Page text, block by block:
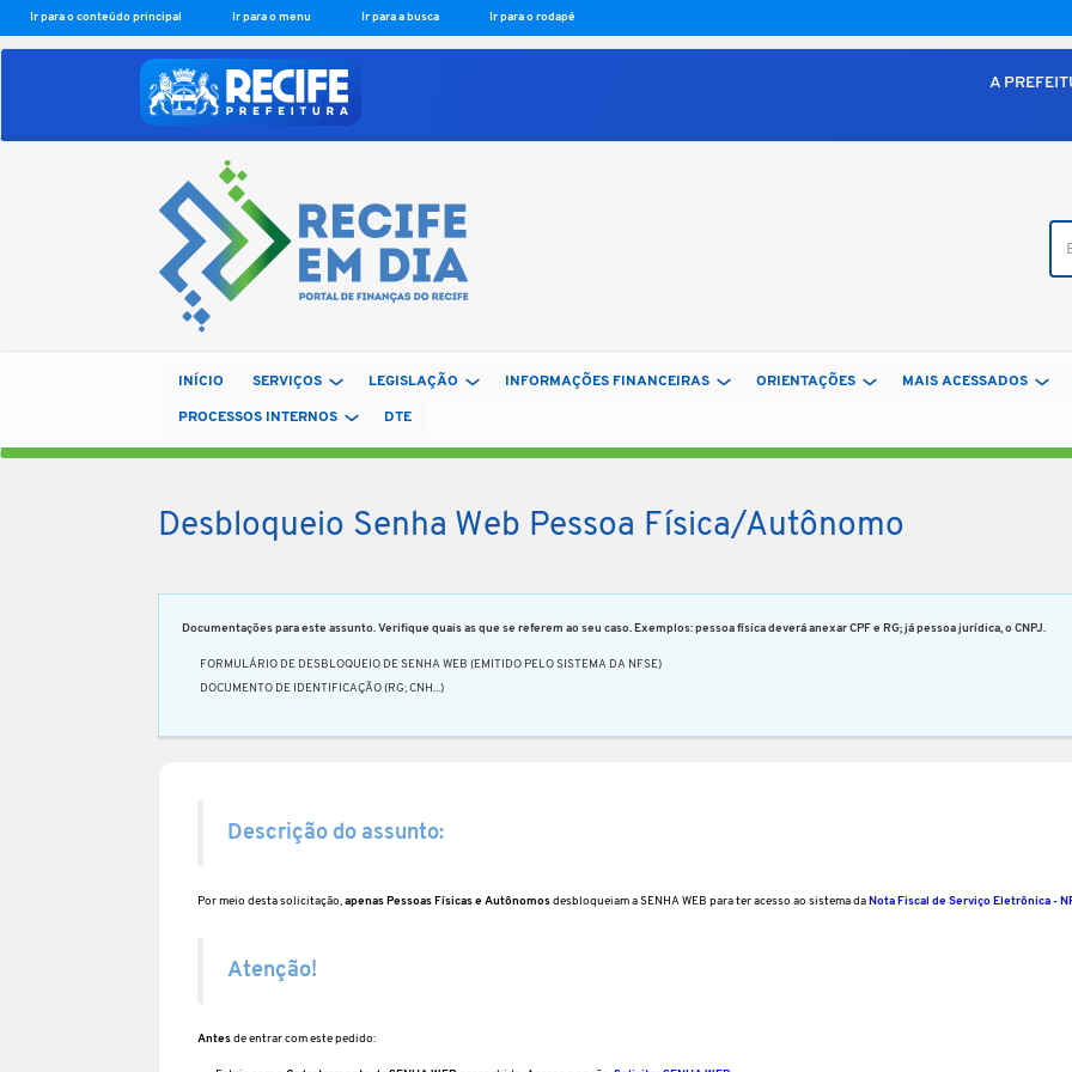
Ir para o conteúdo principal Ir para o menu Ir para a busca Ir para o rodapé
A
INÍCIO SERVIÇOS LEGISLAÇÃO INFORMAÇÕES FINANCEIRAS ORIENTAÇÕES MAIS ACESSADOS
PROCESSOS INTERNOS DTE
Desbloqueio Senha Web Pessoa Física/Autônomo
Documentações para este assunto. Verifique quais as que se referem ao seu caso. Exemplos: pessoa física deverá anexar CPF e RG; já pessoa jurídica, o CNPJ.
FORMULÁRIO DE DESBLOQUEIO DE SENHA WEB (EMITIDO PELO SISTEMA DA NFSE)
DOCUMENTO DE IDENTIFICAÇÃO (RG; CNH...)
Descrição do assunto:
Por meio desta solicitação,apenas Pessoas Físicas e Autônomosdesbloqueiam a SENHA WEB para ter acesso ao sistema da Nota Fiscal de Serviço Eletrônica -
Atenção!
Antesde entrar com este pedido: